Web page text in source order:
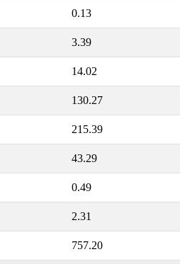
0.13
3.39
14.02
130.27
215.39
43.29
0.49
2.31
757.20